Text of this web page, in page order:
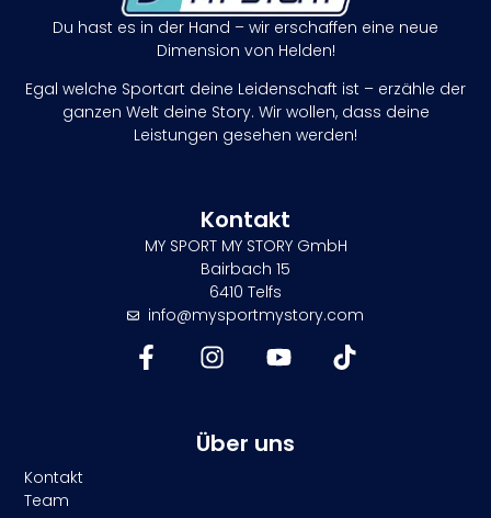
Du hast es in der Hand – wir erschaffen eine neue
Dimension von Helden!
Egal welche Sportart deine Leidenschaft ist – erzähle der
ganzen Welt deine Story. Wir wollen, dass deine
Leistungen gesehen werden!
Kontakt
MY SPORT MY STORY GmbH
Bairbach 15
6410 Telfs
info@mysportmystory.com
Über uns
Kontakt
Team